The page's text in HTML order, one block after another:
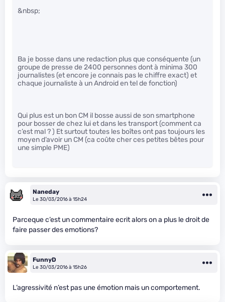
&nbsp;
Ba je bosse dans une redaction plus que conséquente (un
groupe de presse de 2400 personnes dont à minima 300
journalistes (et encore je connais pas le chiffre exact) et
chaque journaliste à un Android en tel de fonction)
Qui plus est un bon CM il bosse aussi de son smartphone
pour bosser de chez lui et dans les transport (comment ca
c’est mal ? ) Et surtout toutes les boîtes ont pas toujours les
moyen d’avoir un CM (ca coûte cher ces petites bêtes pour
une simple PME)
Naneday
Le 30/03/2016 à 15h24
Parceque c’est un commentaire ecrit alors on a plus le droit de
faire passer des emotions?
FunnyD
Le 30/03/2016 à 15h26
L’agressivité n’est pas une émotion mais un comportement.